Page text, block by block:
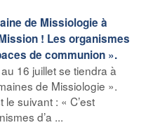
de Missiologie à
! Les organismes
de communion ».
16 juillet se tiendra à
de Missiologie ».
suivant : « C’est
d’a ...